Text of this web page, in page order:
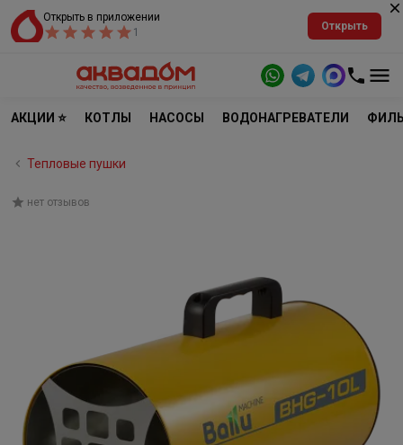
Открыть в приложении
1
Открыть
АКЦИИ ⭐ КОТЛЫ НАСОСЫ ВОДОНАГРЕВАТЕЛИ
Тепловые пушки
нет отзывов